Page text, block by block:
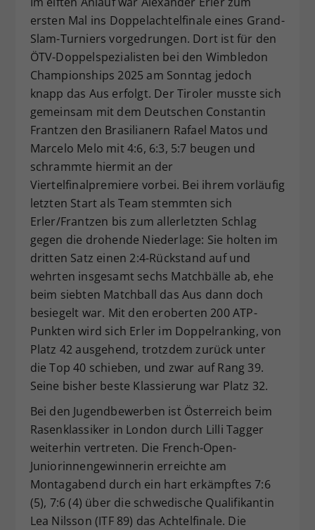
ersten Mal ins Doppelachtelfinale eines Grand-
Slam-Turniers vorgedrungen. Dort ist für den
ÖTV-Doppelspezialisten bei den Wimbledon
Championships 2025 am Sonntag jedoch
knapp das Aus erfolgt. Der Tiroler musste sich
gemeinsam mit dem Deutschen Constantin
Frantzen den Brasilianern Rafael Matos und
Marcelo Melo mit 4:6, 6:3, 5:7 beugen und
schrammte hiermit an der
Viertelfinalpremiere vorbei. Bei ihrem vorläufig
letzten Start als Team stemmten sich
Erler/Frantzen bis zum allerletzten Schlag
gegen die drohende Niederlage: Sie holten im
dritten Satz einen 2:4-Rückstand auf und
wehrten insgesamt sechs Matchbälle ab, ehe
beim siebten Matchball das Aus dann doch
besiegelt war. Mit den eroberten 200 ATP-
Punkten wird sich Erler im Doppelranking, von
Platz 42 ausgehend, trotzdem zurück unter
die Top 40 schieben, und zwar auf Rang 39.
Seine bisher beste Klassierung war Platz 32.
Bei den Jugendbewerben ist Österreich beim
Rasenklassiker in London durch Lilli Tagger
weiterhin vertreten. Die French-Open-
Juniorinnengewinnerin erreichte am
Montagabend durch ein hart erkämpftes 7:6
(5), 7:6 (4) über die schwedische Qualifikantin
Lea Nilsson (ITF 89) das Achtelfinale. Die
Zweck
Dieser Wert speichert Ihre Consent-
Einstellungen. Unter anderem eine
zufällig generierte ID, für die
historische Speicherung Ihrer
vorgenommen Einstellungen, falls der
Webseiten-Betreiber dies eingestellt
hat.